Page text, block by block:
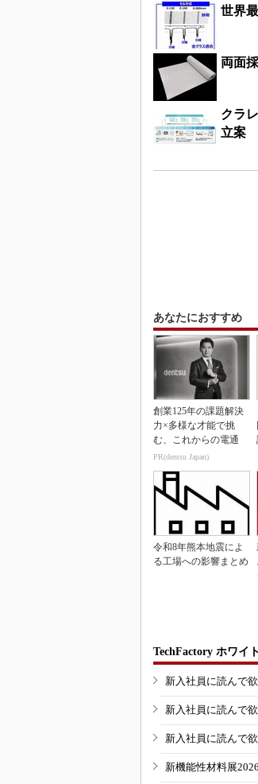
世界
両面
クラ
立案
あなたにおすすめ
創業125年の課題解決
力×多様な才能で挑
む、これからの電通
PR(dentsu Japan)
令和8年熊本地震によ
る工場への影響まとめ
TechFactory ホワイ
新入社員に読んで
新入社員に読んで
新入社員に読んで
新機能性材料展